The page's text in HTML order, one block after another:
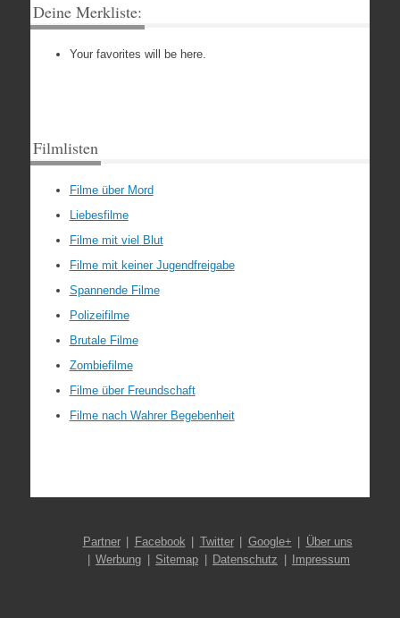
Deine Merkliste:
Your favorites will be here.
Filmlisten
Filme über Mord
Liebesfilme
Filme mit viel Blut
Filme mit keiner Jugendfreigabe
Spannende Filme
Polizeifilme
Brutale Filme
Zombiefilme
Filme über Freundschaft
Filme nach Wahrer Begebenheit
Partner Facebook Twitter Google+
Über uns
Werbung
Sitemap Datenschutz Impressum